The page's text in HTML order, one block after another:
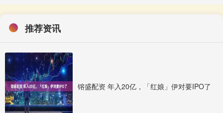
推荐资讯
镕盛配资 年入20亿，「红娘」伊对要IPO了